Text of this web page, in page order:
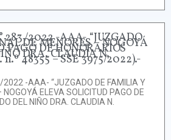
283 /2022 -AAA- “JUZGADO
DE MENORES – NOGOYÁ
PAGO DE HONORARIOS
DRA. CLAUDIA N.
n.º 48355 – SSE 3975/2022).-
2022 -AAA- “JUZGADO DE FAMILIA Y
ELEVA SOLICITUD PAGO DE
DEL NIÑO DRA. CLAUDIA N.